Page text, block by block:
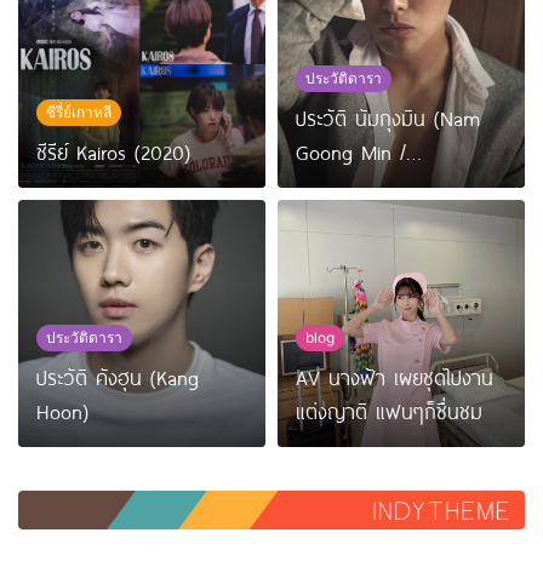
ซีรี่ย์เกาหลี
ซีรีย์ Kairos (2020)
ประวัติดารา
ประวัติ นัมกุงมิน (Nam
Goong Min /
Namgoong Min)
ประวัติดารา
ประวัติ คังฮุน (Kang
Hoon)
blog
AV นางฟ้า เผยชุดไปงาน
แต่งญาติ แฟนๆก็ชื่นชม